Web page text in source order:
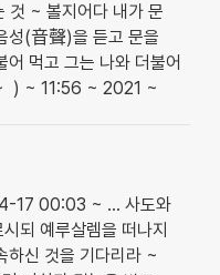
것 ~ 볼지어다 내가 문
성(音聲)을 듣고 문을
먹고 그는 나와 더불어
) ~ 11:56 ~ 2021 ~
17 00:03 ~ … 사도와
되 예루살렘을 떠나지
하신 것을 기다리라 ~